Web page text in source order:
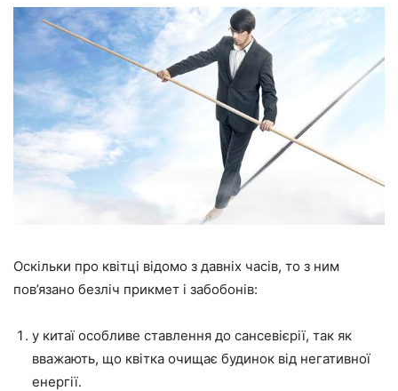
Оскільки про квітці відомо з давніх часів, то з ним
пов’язано безліч прикмет і забобонів:
у китаї особливе ставлення до сансевієрії, так як
вважають, що квітка очищає будинок від негативної
енергії.